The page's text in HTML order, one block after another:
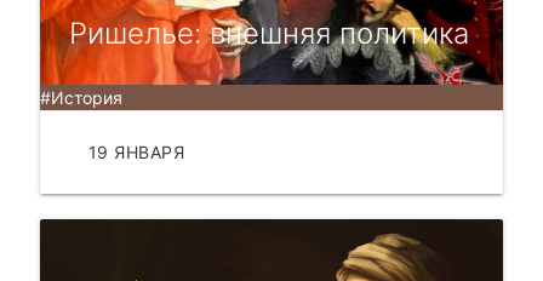
Ришелье: внешняя политика
#История
19 ЯНВАРЯ